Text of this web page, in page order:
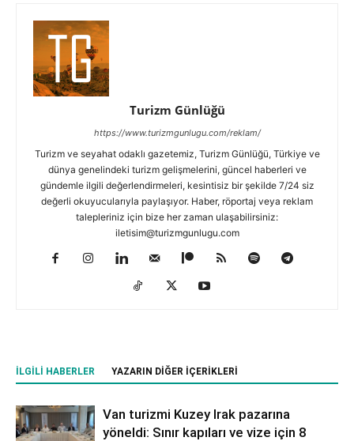
Turizm Günlüğü
https://www.turizmgunlugu.com/reklam/
Turizm ve seyahat odaklı gazetemiz, Turizm Günlüğü, Türkiye ve
dünya genelindeki turizm gelişmelerini, güncel haberleri ve
gündemle ilgili değerlendirmeleri, kesintisiz bir şekilde 7/24 siz
değerli okuyucularıyla paylaşıyor. Haber, röportaj veya reklam
talepleriniz için bize her zaman ulaşabilirsiniz:
iletisim@turizmgunlugu.com
İLGILI HABERLER YAZARIN DIĞER İÇERIKLERI
Van turizmi Kuzey Irak pazarına
yöneldi: Sınır kapıları ve vize için 8